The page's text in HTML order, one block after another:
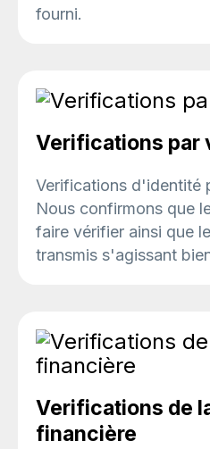
fourni.
Verifications par
Verifications d'identité
Nous confirmons que
faire vérifier ainsi que
transmis s'agissant
Verifications de
financière